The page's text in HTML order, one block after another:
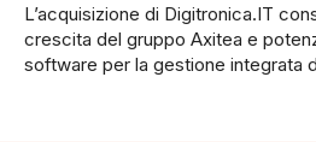
L’acquisizione di Digitronica.IT
crescita del gruppo Axitea e
software per la gestione integrata